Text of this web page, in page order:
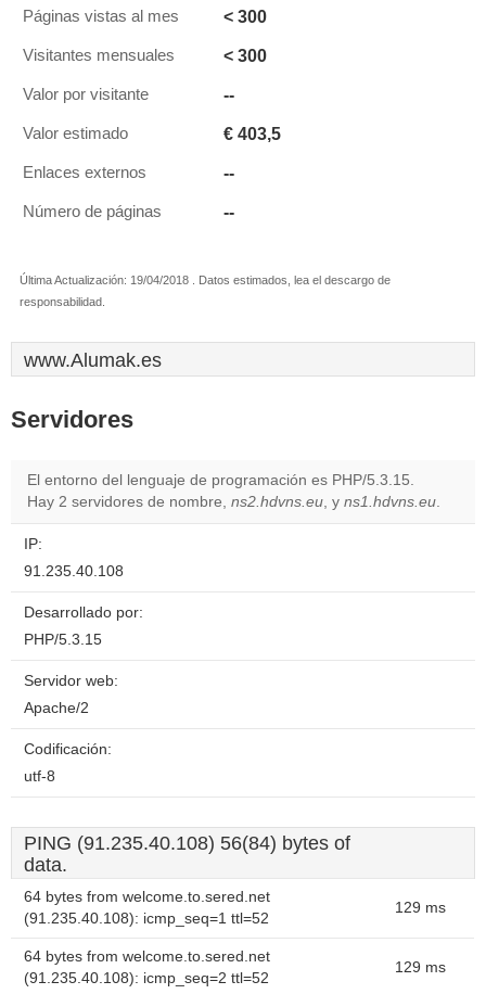
Páginas vistas al mes < 300
Visitantes mensuales < 300
Valor por visitante --
Valor estimado € 403,5
Enlaces externos --
Número de páginas --
Última Actualización: 19/04/2018 . Datos estimados, lea el descargo de
responsabilidad.
www.Alumak.es
Servidores
El entorno del lenguaje de programación es PHP/5.3.15.
Hay 2 servidores de nombre, ns2.hdvns.eu, y ns1.hdvns.eu.
IP:
91.235.40.108
Desarrollado por:
PHP/5.3.15
Servidor web:
Apache/2
Codificación:
utf-8
PING (91.235.40.108) 56(84) bytes of
data.
64 bytes from welcome.to.sered.net
(91.235.40.108): icmp_seq=1 ttl=52
129 ms
64 bytes from welcome.to.sered.net
(91.235.40.108): icmp_seq=2 ttl=52
129 ms